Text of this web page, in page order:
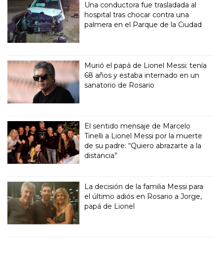
Una conductora fue trasladada al
hospital tras chocar contra una
palmera en el Parque de la Ciudad
Murió el papá de Lionel Messi: tenía
68 años y estaba internado en un
sanatorio de Rosario
El sentido mensaje de Marcelo
Tinelli a Lionel Messi por la muerte
de su padre: “Quiero abrazarte a la
distancia”
La decisión de la familia Messi para
el último adiós en Rosario a Jorge,
papá de Lionel